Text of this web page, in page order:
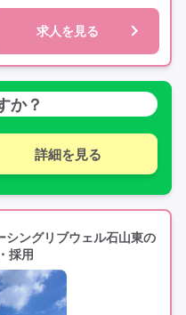
備
交通費支給
日以上
学歴不問
車通勤可
求人を見る
か？
詳細を見る
シングリブウェル石山東の
採用